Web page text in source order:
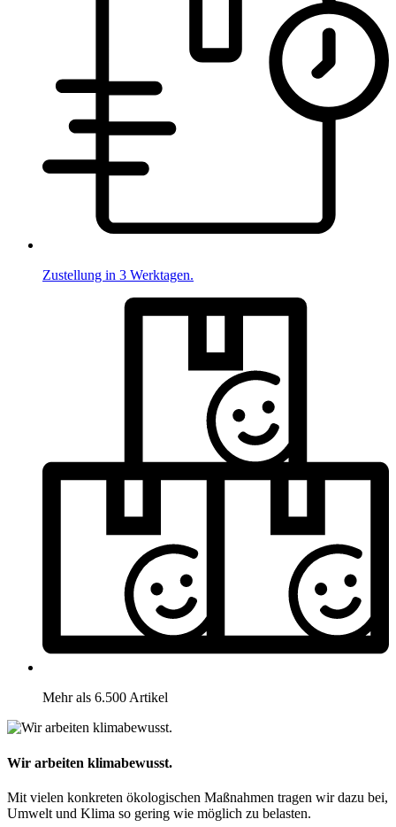
Zustellung in 3 Werktagen.
Mehr als 6.500 Artikel
Wir arbeiten klimabewusst.
Mit vielen konkreten ökologischen Maßnahmen tragen wir dazu bei,
Umwelt und Klima so gering wie möglich zu belasten.